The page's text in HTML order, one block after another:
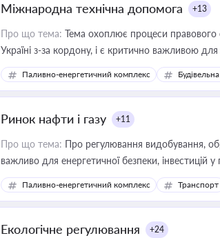
Міжнародна технічна допомога +13
Про що тема: Тема охоплює процеси правового
Україні з-за кордону, і є критично важливою
інфраструктурних проєктів
Паливно-енергетичний комплекс
Ринок нафти і газу +11
Про що тема: Про регулювання видобування,
важливо для енергетичної безпеки, інвестицій
Паливно-енергетичний комплекс Транспорт
Екологічне регулювання +24